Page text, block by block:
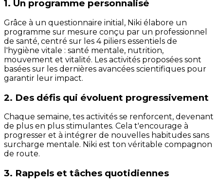
1. Un programme personnalisé
Grâce à un questionnaire initial, Niki élabore un
programme sur mesure conçu par un professionnel
de santé, centré sur les 4 piliers essentiels de
l'hygiène vitale : santé mentale, nutrition,
mouvement et vitalité. Les activités proposées sont
basées sur les dernières avancées scientifiques pour
garantir leur impact.
2. Des défis qui évoluent progressivement
Chaque semaine, tes activités se renforcent, devenant
de plus en plus stimulantes. Cela t'encourage à
progresser et à intégrer de nouvelles habitudes sans
surcharge mentale. Niki est ton véritable compagnon
de route.
3. Rappels et tâches quotidiennes